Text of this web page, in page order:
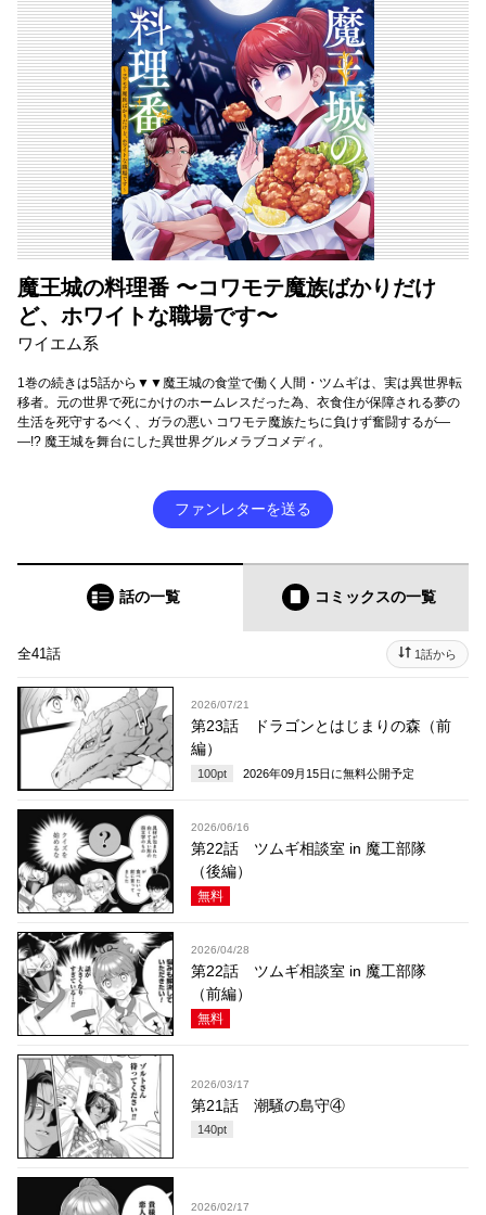
魔王城の料理番 〜コワモテ魔族ばかりだけ
ど、ホワイトな職場です〜
ワイエム系
1巻の続きは5話から▼▼魔王城の食堂で働く人間・ツムギは、実は異世界転
移者。元の世界で死にかけのホームレスだった為、衣食住が保障される夢の
生活を死守するべく、ガラの悪い コワモテ魔族たちに負けず奮闘するが―
―!? 魔王城を舞台にした異世界グルメラブコメディ。
ファンレターを送る
話の一覧 コミックスの一覧
全41話 1話から
2026/07/21
第23話 ドラゴンとはじまりの森（前
編）
100pt 2026年09月15日 に無料公開予定
2026/06/16
第22話 ツムギ相談室 in 魔工部隊
（後編）
無料
2026/04/28
第22話 ツムギ相談室 in 魔工部隊
（前編）
無料
2026/03/17
第21話 潮騒の島守④
140pt
2026/02/17